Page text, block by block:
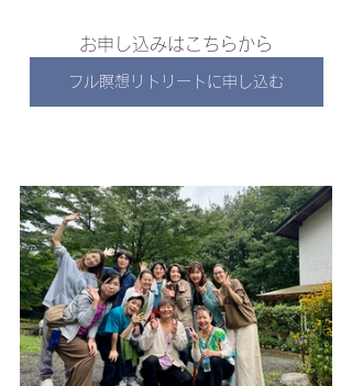
お申し込みはこちらから
フル瞑想リトリートに申し込む